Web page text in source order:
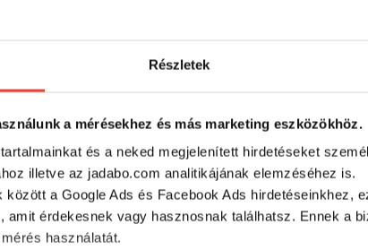
Részletek
a mérésekhez és más marketing eszközökhöz.
és a neked megjelenített hirdetéseket
illetve az jadabo.com analitikájának elemzéséhez is.
a Google Ads és Facebook Ads hirdetéseinkhez,
amit érdekesnek vagy hasznosnak találhatsz. Ennek a
használatát.
aki szeretné növelni fogási esélyeit és élvezni a